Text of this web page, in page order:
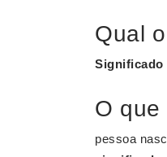
Qual
Significado
O que
pessoa